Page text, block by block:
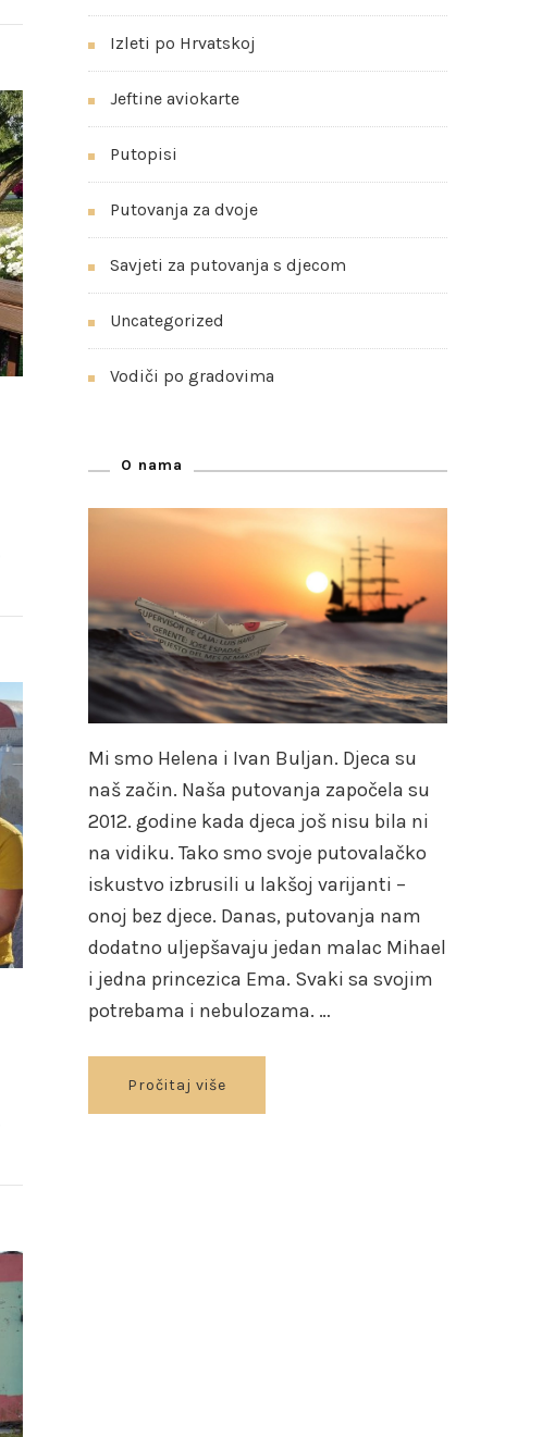
Izleti po Hrvatskoj
Jeftine aviokarte
Putopisi
Putovanja za dvoje
Savjeti za putovanja s djecom
Uncategorized
Vodiči po gradovima
O nama
Mi smo Helena i Ivan Buljan. Djeca su
naš začin. Naša putovanja započela su
2012. godine kada djeca još nisu bila ni
na vidiku. Tako smo svoje putovalačko
iskustvo izbrusili u lakšoj varijanti –
onoj bez djece. Danas, putovanja nam
dodatno uljepšavaju jedan malac Mihael
i jedna princezica Ema. Svaki sa svojim
potrebama i nebulozama. …
Pročitaj više